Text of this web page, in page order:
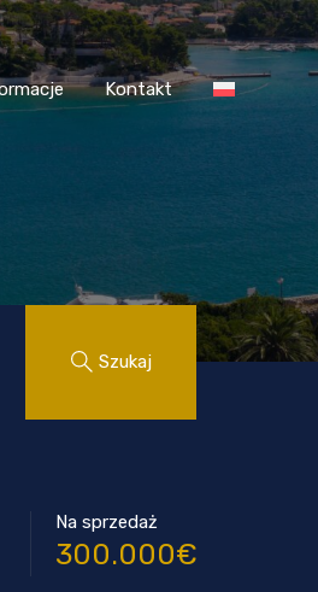
i informacje Kontakt
Kontakt
Szukaj
Na sprzedaż
300.000€